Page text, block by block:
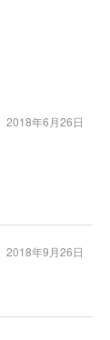
2018年6月26日
2018年9月26日